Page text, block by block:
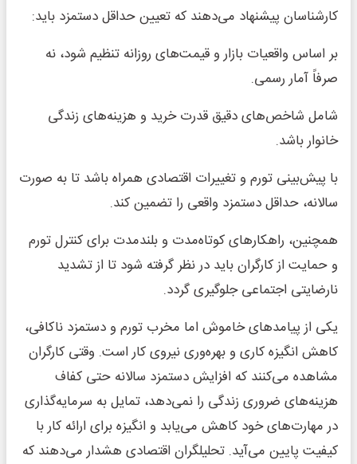
کارشناسان پیشنهاد می‌دهند که تعیین حداقل دستمزد باید:
بر اساس واقعیات بازار و قیمت‌های روزانه تنظیم شود، نه
صرفاً آمار رسمی.
شامل شاخص‌های دقیق قدرت خرید و هزینه‌های زندگی
خانوار باشد.
با پیش‌بینی تورم و تغییرات اقتصادی همراه باشد تا به صورت
سالانه، حداقل دستمزد واقعی را تضمین کند.
همچنین، راهکارهای کوتاه‌مدت و بلندمدت برای کنترل تورم
و حمایت از کارگران باید در نظر گرفته شود تا از تشدید
نارضایتی اجتماعی جلوگیری گردد.
یکی از پیامدهای خاموش اما مخرب تورم و دستمزد ناکافی،
کاهش انگیزه کاری و بهره‌وری نیروی کار است. وقتی کارگران
مشاهده می‌کنند که افزایش دستمزد سالانه حتی کفاف
هزینه‌های ضروری زندگی را نمی‌دهد، تمایل به سرمایه‌گذاری
در مهارت‌های خود کاهش می‌یابد و انگیزه برای ارائه کار با
کیفیت پایین می‌آید. تحلیلگران اقتصادی هشدار می‌دهند که